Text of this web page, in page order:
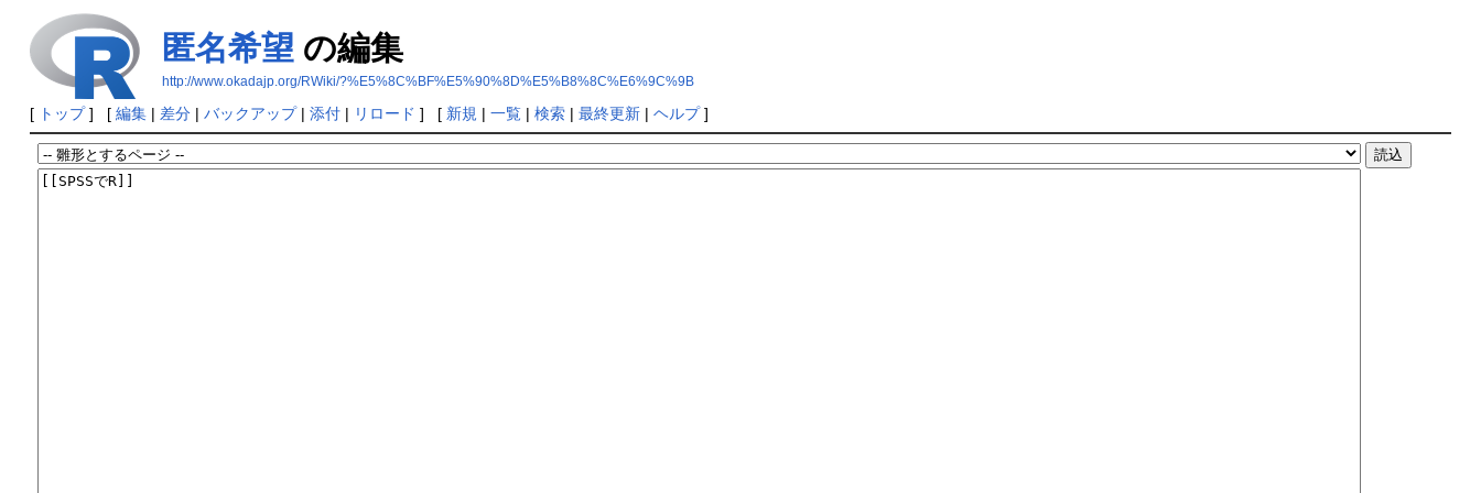
匿名希望 の編集
http://www.okadajp.org/RWiki/?%E5%8C%BF%E5%90%8D%E5%B8%8C%E6%9C%9B
[ トップ] [ 編集| 差分| バックアップ| 添付| リロード ] [ 新規 | 一覧| 検索| 最終更新| ヘルプ]